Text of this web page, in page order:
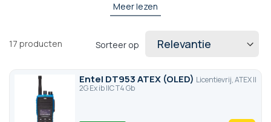
, een Entel radiozendontvanger zorgt voor
Entel producten verdeeld door OfficeEasy genieten van een
Meer lezen
17 producten Sorteer op
Entel DT953 ATEX (OLED) Licentievrij, ATEX II
2G Ex ib IIC T4 Gb